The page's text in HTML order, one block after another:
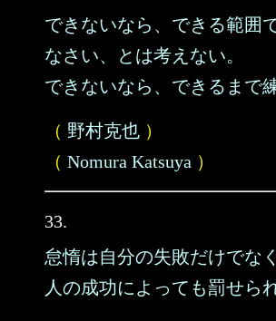
できないなら、できる範囲
なさい、とは考えない。
できないなら、できるまで
（ 野村克也 ）
（ Nomura Katsuya ）
33.
怠惰は自分の失敗だけでなく
人の成功によっても罰せら